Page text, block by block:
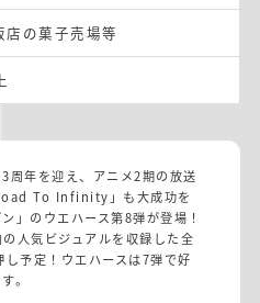
店の菓子売場等
周年を迎え、アニメ2期の放送
To Infinity」も大成功を
」のウエハース第8弾が登場！
人気ビジュアルを収録した全
予定！ウエハースは7弾で好
。